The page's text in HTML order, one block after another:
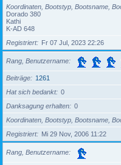
Koordinaten, Bootstyp, Bootsname,
Dorado 380
Kathi
K-AD 648
Registriert
Fr 07 Jul, 2023 22:26
Rang, Benutzername
Beiträge
1261
Hat sich bedankt
0
Danksagung erhalten
0
Koordinaten, Bootstyp, Bootsname,
Registriert
Mi 29 Nov, 2006 11:22
Rang, Benutzername